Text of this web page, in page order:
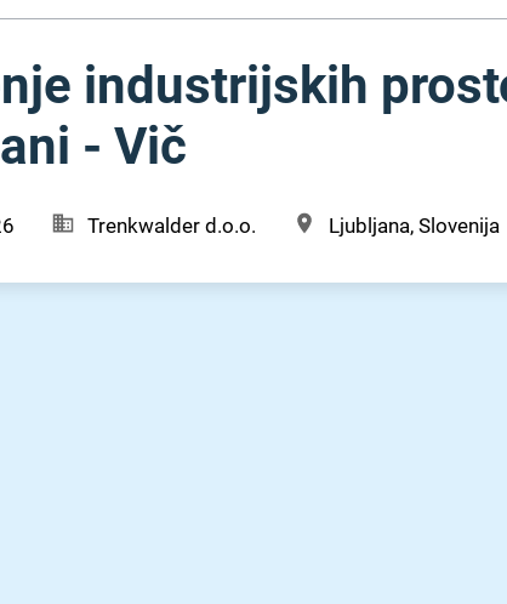
industrijskih
- Vič
Trenkwalder d.o.o. Ljubljana, Slovenija